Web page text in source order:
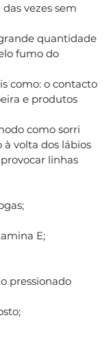
vezes sem
quantidade
fumo do
como: o contacto
e produtos
como sorri
à volta dos lábios
linhas
E;
pressionado